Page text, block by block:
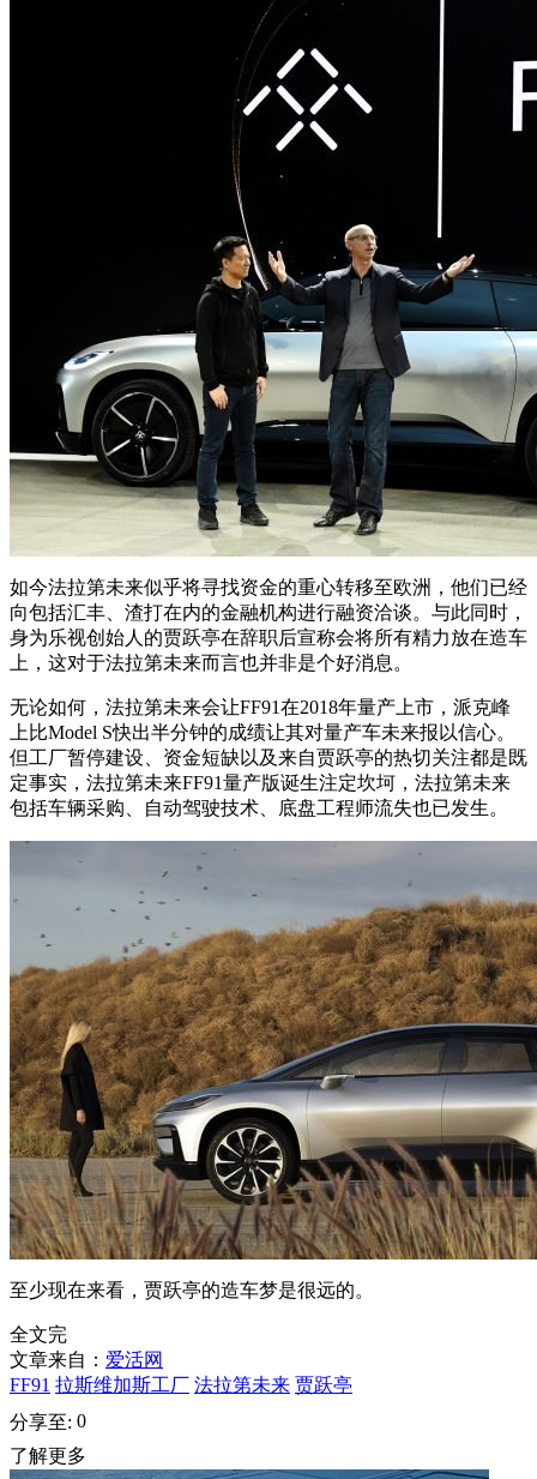
如今法拉第未来似乎将寻找资金的重心转移至欧洲，他们已经
向包括汇丰、渣打在内的金融机构进行融资洽谈。与此同时，
身为乐视创始人的贾跃亭在辞职后宣称会将所有精力放在造车
上，这对于法拉第未来而言也并非是个好消息。
无论如何，法拉第未来会让FF91在2018年量产上市，派克峰
上比Model S快出半分钟的成绩让其对量产车未来报以信心。
但工厂暂停建设、资金短缺以及来自贾跃亭的热切关注都是既
定事实，法拉第未来FF91量产版诞生注定坎坷，法拉第未来
包括车辆采购、自动驾驶技术、底盘工程师流失也已发生。
至少现在来看，贾跃亭的造车梦是很远的。
全文完
文章来自： 爱活网
FF91 拉斯维加斯工厂 法拉第未来 贾跃亭
分享至: 0
了解更多